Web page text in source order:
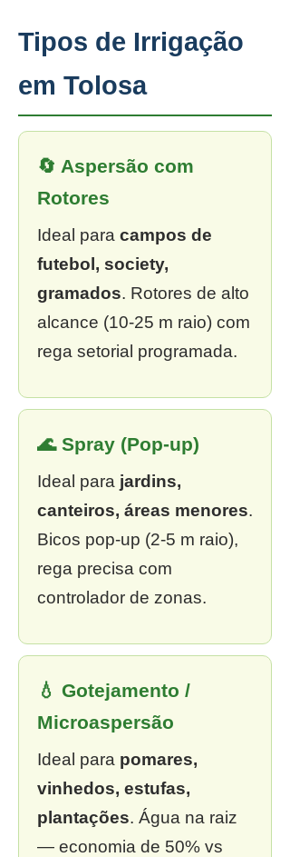
Tipos de Irrigação
em Tolosa
🔄 Aspersão com
Rotores
Ideal para campos de
futebol, society,
gramados. Rotores de alto
alcance (10-25 m raio) com
rega setorial programada.
🌊 Spray (Pop-up)
Ideal para jardins,
canteiros, áreas menores.
Bicos pop-up (2-5 m raio),
rega precisa com
controlador de zonas.
💧 Gotejamento /
Microaspersão
Ideal para pomares,
vinhedos, estufas,
plantações. Água na raiz
— economia de 50% vs